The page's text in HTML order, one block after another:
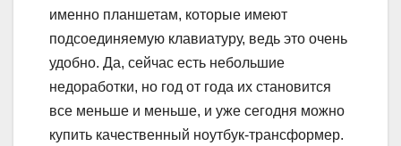
именно планшетам, которые имеют
подсоединяемую клавиатуру, ведь это очень
удобно. Да, сейчас есть небольшие
недоработки, но год от года их становится
все меньше и меньше, и уже сегодня можно
купить качественный ноутбук-трансформер.